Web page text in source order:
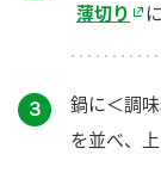
薄切り
３
鍋に＜調
を並べ、